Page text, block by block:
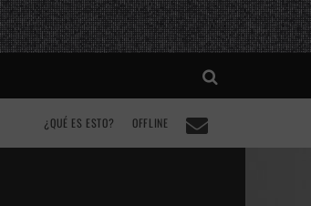
¿QUÉ ES ESTO? OFFLINE